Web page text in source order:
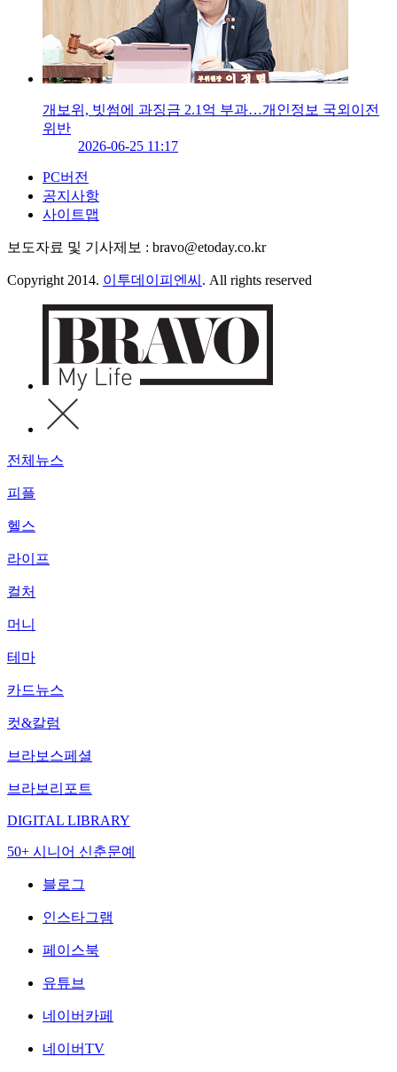
개보위, 빗썸에 과징금 2.1억 부과…개인정보 국외이전
위반
2026-06-25 11:17
PC버전
공지사항
사이트맵
보도자료 및 기사제보 : bravo@etoday.co.kr
Copyright 2014. 이투데이피엔씨 . All rights reserved
전체뉴스
피플
헬스
라이프
컬처
머니
테마
카드뉴스
컷&칼럼
브라보스페셜
브라보리포트
DIGITAL LIBRARY
50+ 시니어 신춘문예
블로그
인스타그램
페이스북
유튜브
네이버카페
네이버TV